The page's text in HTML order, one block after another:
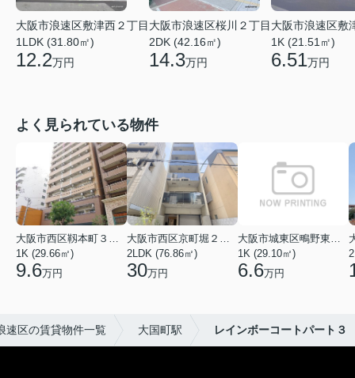
大阪市浪速区敷津西２丁目
1LDK (31.80㎡)
12.2万円
大阪市浪速区桜川２丁目
2DK (42.16㎡)
14.3万円
大阪市浪速区敷
1K (21.51㎡)
6.51万円
よく見られている物件
大阪市西区靱本町３丁目
1K (29.66㎡)
9.6万円
大阪市西区京町堀２丁目
2LDK (76.86㎡)
30万円
大阪市城東区鴫野東３丁目
1K (29.10㎡)
6.6万円
速区の賃貸物件一覧 大国町駅 レインボーコートパート３